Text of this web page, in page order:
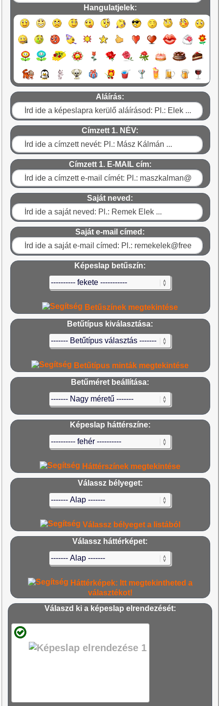
Hangulatjelek:
Aláírás:
Címzett 1. NÉV:
Címzett 1. E-MAIL cím:
Saját neved:
Saját e-mail címed:
Képeslap betűszín:
Betűszínek megtekintése
Betűtípus kiválasztása:
Betűtípus minták megtekintése
Betűméret beállítása:
Képeslap háttérszíne:
Háttérszínek megtekintése
Válassz bélyeget:
Válassz bélyeget a listából
Válassz háttérképet:
Háttérképek: Itt megtekintheted a
választékot!
Válaszd ki a képeslap elrendezését: